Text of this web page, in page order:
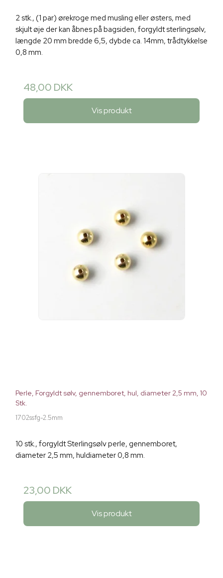
2 stk., (1 par) ørekroge med musling eller østers, med
skjult øje der kan åbnes på bagsiden, forgyldt sterlingsølv,
længde 20 mm bredde 6,5, dybde ca. 14mm, trådtykkelse
0,8 mm.
48,00 DKK
Vis produkt
Perle, Forgyldt sølv, gennemboret, hul, diameter 2,5 mm, 10
Stk.
1702ssfg-2.5mm
10 stk., forgyldt Sterlingsølv perle, gennemboret,
diameter 2,5 mm, huldiameter 0,8 mm.
23,00 DKK
Vis produkt